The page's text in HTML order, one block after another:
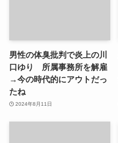
男性の体臭批判で炎上の川
口ゆり 所属事務所を解雇
→今の時代的にアウトだっ
たね
2024年8月11日